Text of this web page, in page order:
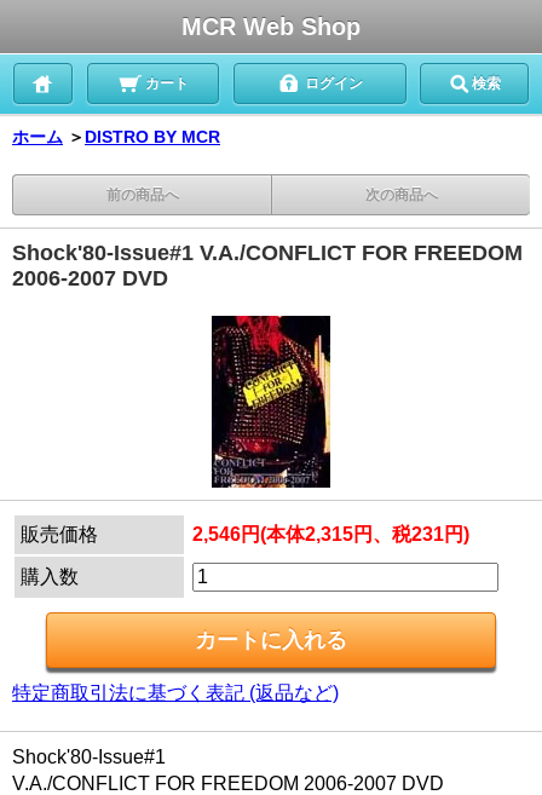
MCR Web Shop
カート ログイン 検索
ホーム ＞ DISTRO BY MCR
前の商品へ 次の商品へ
Shock'80-Issue#1 V.A./CONFLICT FOR FREEDOM
2006-2007 DVD
販売価格 2,546円(本体2,315円、税231円)
購入数
特定商取引法に基づく表記 (返品など)
Shock'80-Issue#1
V.A./CONFLICT FOR FREEDOM 2006-2007 DVD